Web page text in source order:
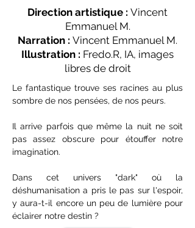
Direction artistique : Vincent
Emmanuel M.
Narration : Vincent Emmanuel M.
Illustration : Fredo.R, IA, images
libres de droit
Le fantastique trouve ses racines au plus
sombre de nos pensées, de nos peurs.
Il arrive parfois que même la nuit ne soit
pas assez obscure pour étouffer notre
imagination.
Dans cet univers "dark" où la
déshumanisation a pris le pas sur l'espoir,
y aura-t-il encore un peu de lumière pour
éclairer notre destin ?